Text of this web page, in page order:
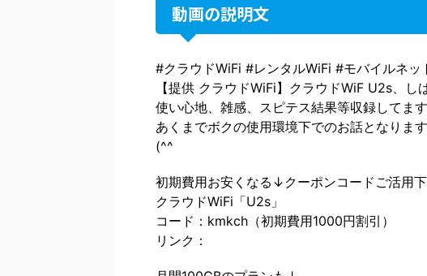
動画の説明文
#クラウドWiFi #レンタルWiFi #モバイルネッ
【提供 クラウドWiFi】クラウドWiF U2s、し
使い心地、雑感、スピテス結果等収録してます
あくまでボクの使用環境下でのお話となりま
(^^ゞ
初期費用お安くなる↓クーポンコードご活用下
クラウドWiFi「U2s」
コード：kmkch（初期費用1000円割引）
リンク：